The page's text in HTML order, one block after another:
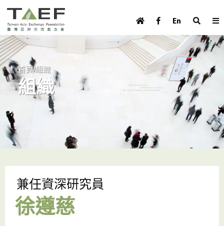
Skip to main content
TAEF
s
e
r
m
e
En
o
m
e
p
m
首頁/組織
組織
兼任資深研究員
徐遵慈